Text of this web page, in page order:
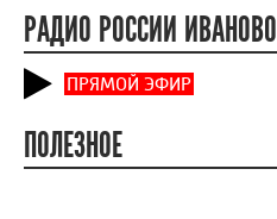
РАДИО РОССИИ ИВАНОВО
ПРЯМОЙ ЭФИР
ПОЛЕЗНОЕ